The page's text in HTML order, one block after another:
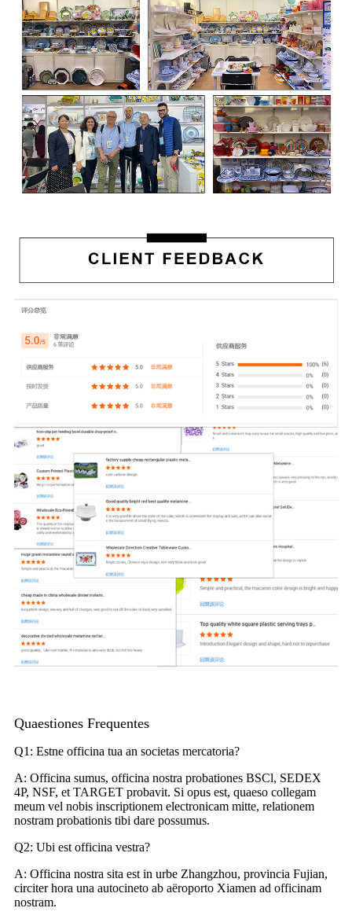
Quaestiones Frequentes
Q1: Estne officina tua an societas mercatoria?
A: Officina sumus, officina nostra probationes BSCl, SEDEX
4P, NSF, et TARGET probavit. Si opus est, quaeso collegam
meum vel nobis inscriptionem electronicam mitte, relationem
nostram probationis tibi dare possumus.
Q2: Ubi est officina vestra?
A: Officina nostra sita est in urbe Zhangzhou, provincia Fujian,
circiter hora una autocineto ab aëroporto Xiamen ad officinam
nostram.